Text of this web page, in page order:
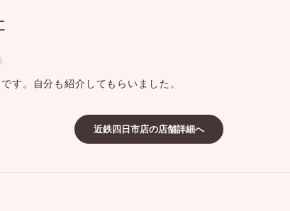
ダイヤモンド&バースストー
ズサポート
約について
す。自分も紹介してもらいました。
近鉄四日市店の店舗詳細へ